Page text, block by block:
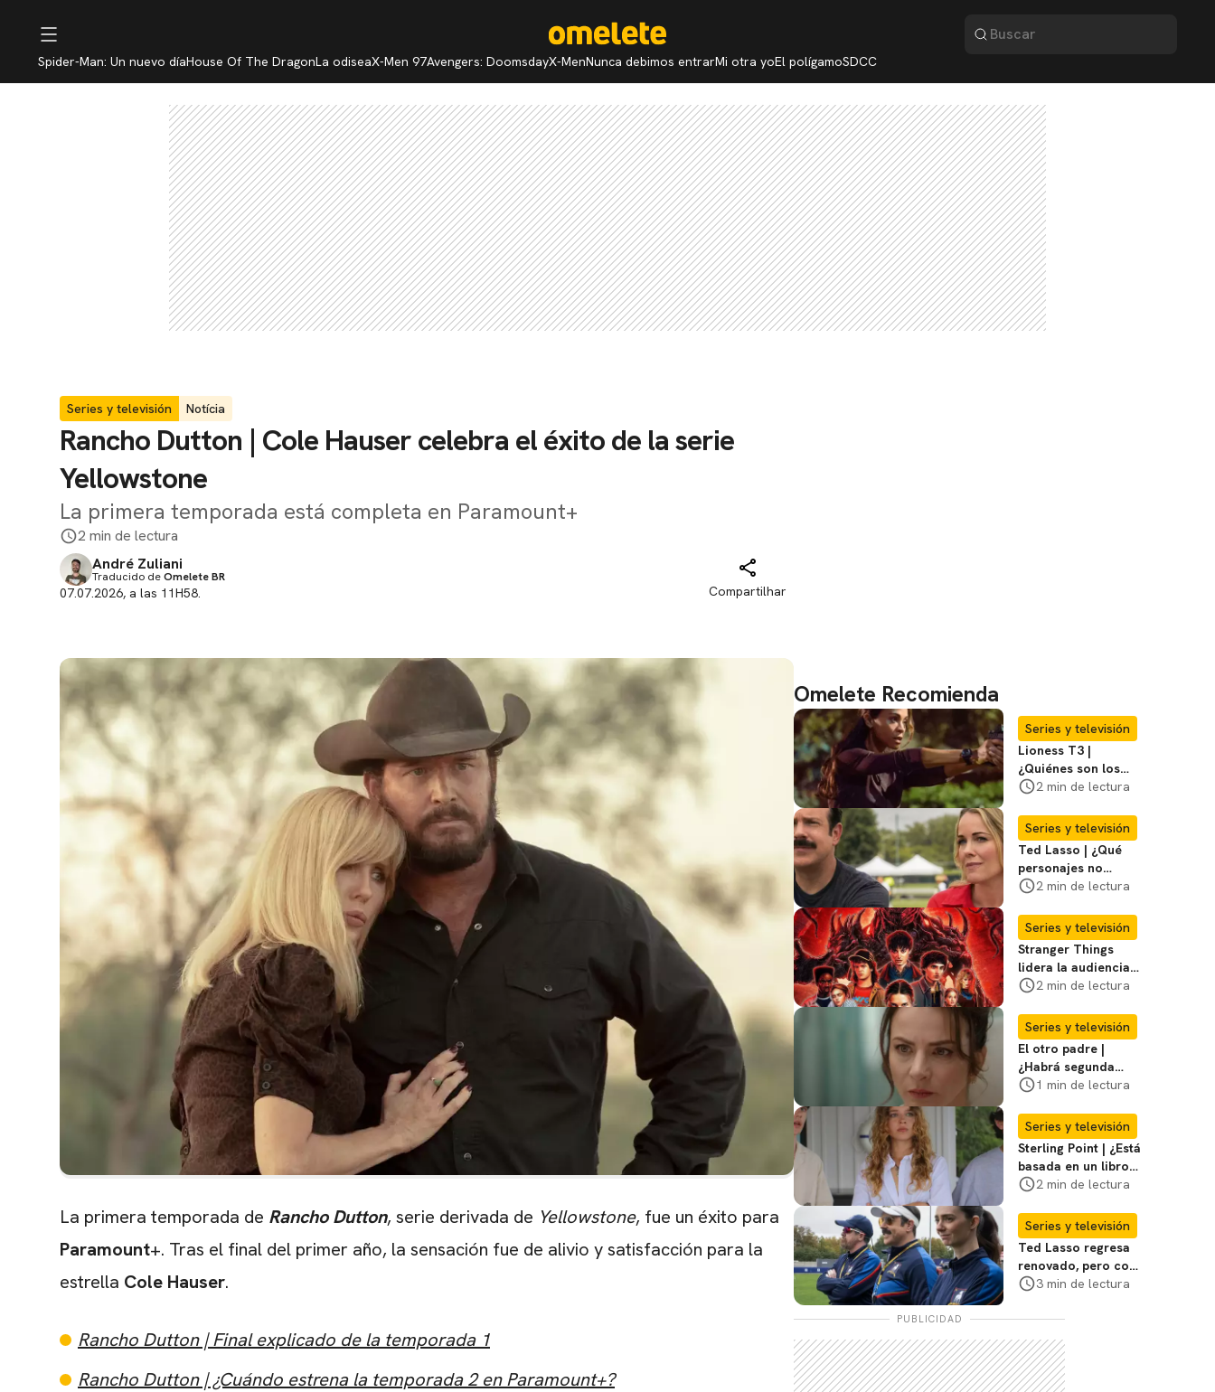
Spider-Man: Un nuevo díaHouse Of The DragonLa odiseaX-Men 97Avengers: DoomsdayX-MenNunca debimos entrarMi otra yoEl polígamoSDCC
Series y televisión Notícia
Rancho Dutton | Cole Hauser celebra el éxito de la serie
Yellowstone
La primera temporada está completa en Paramount+
2 min de lectura
André Zuliani
Traducido deOmelete BR
07.07.2026, a las 11H58. Compartilhar
La primera temporada de Rancho Dutton, serie derivada de Yellowstone, fue un éxito para
Paramount+. Tras el final del primer año, la sensación fue de alivio y satisfacción para la
estrella Cole Hauser.
Rancho Dutton | Final explicado de la temporada 1
Rancho Dutton | ¿Cuándo estrena la temporada 2 en Paramount+?
Omelete Recomienda
Series y televisión
Lioness T3 |
¿Quiénes son los
hombres que
su casa?
2 min de lectura
Series y televisión
Ted Lasso | ¿Qué
personajes no
regresan en la
contamos
2 min de lectura
Series y televisión
Stranger Things
lidera la audiencia
del primer semestre
2 min de lectura
Series y televisión
El otro padre |
¿Habrá segunda
temporada de la
Navarro?
1 min de lectura
Series y televisión
Sterling Point | ¿Está
basada en un libro o
en una historia
2 min de lectura
Series y televisión
Ted Lasso regresa
renovado, pero con
la misma ternura en
3 min de lectura
PUBLICIDAD